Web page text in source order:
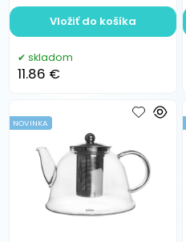
skladom
11.86 €
Vložiť do košíka
NOVINKA